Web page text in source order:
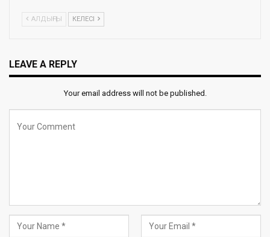
АЛДЫҢҒЫ КЕЛЕСІ
LEAVE A REPLY
Your email address will not be published.